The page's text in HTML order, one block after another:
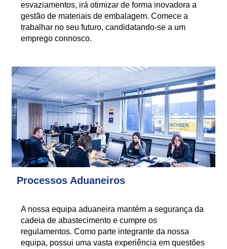
esvaziamentos, irá otimizar de forma inovadora a
gestão de materiais de embalagem. Comece a
trabalhar no seu futuro, candidatando-se a um
emprego connosco.
Processos Aduaneiros
A nossa equipa aduaneira mantém a segurança da
cadeia de abastecimento e cumpre os
regulamentos. Como parte integrante da nossa
equipa, possui uma vasta experiência em questões